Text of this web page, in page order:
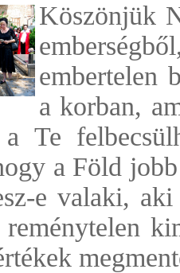
Köszönjük
embertelen
a korban,
Te
a Föld
e valaki, aki
reménytelen